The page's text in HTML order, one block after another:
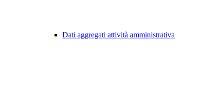
Dati aggregati attività amministrativa